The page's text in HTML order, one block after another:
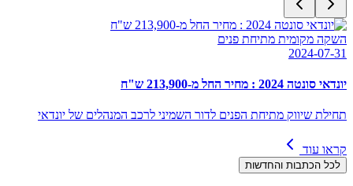
השקה מקומית מתיחת פנים
2024-07-31
יונדאי סונטה 2024 : מחיר החל מ-213,900 ש"ח
תחילת שיווק מתיחת הפנים לדור השמיני לרכב המנהלים של יונדאי
קראו עוד
לכל הכתבות והחדשות